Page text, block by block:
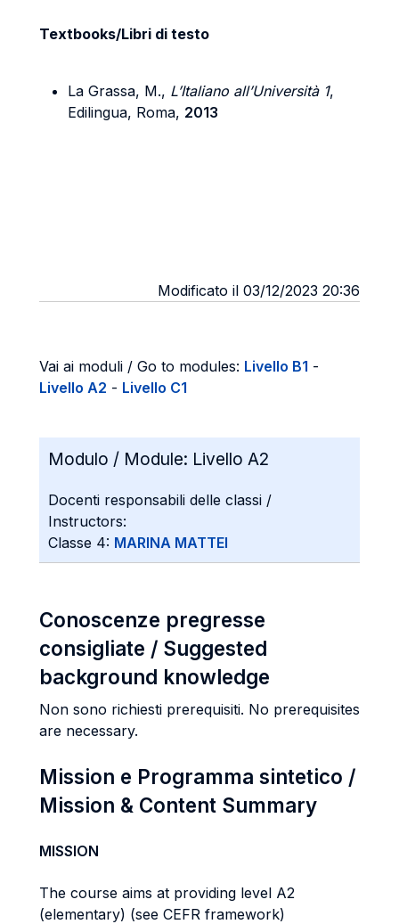
Textbooks/Libri di testo
La Grassa, M., L’Italiano all’Università 1,
Edilingua, Roma, 2013
Modificato il 03/12/2023 20:36
Vai ai moduli / Go to modules: Livello B1 -
Livello A2 - Livello C1
Modulo / Module: Livello A2
Docenti responsabili delle classi /
Instructors:
Classe 4: MARINA MATTEI
Conoscenze pregresse
consigliate / Suggested
background knowledge
Non sono richiesti prerequisiti. No prerequisites
are necessary.
Mission e Programma sintetico /
Mission & Content Summary
MISSION
The course aims at providing level A2
(elementary) (see CEFR framework)